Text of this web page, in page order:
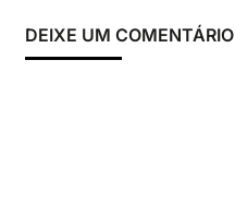
DEIXE UM COMENTÁRIO